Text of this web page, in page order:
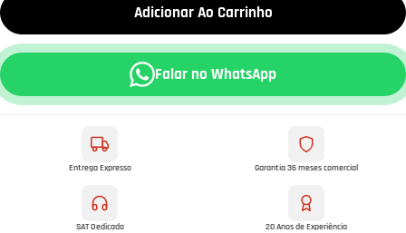
Adicionar Ao Carrinho
Falar no WhatsApp
Entrega Expresso Garantia 36 meses comercial
SAT Dedicado 20 Anos de Experiência